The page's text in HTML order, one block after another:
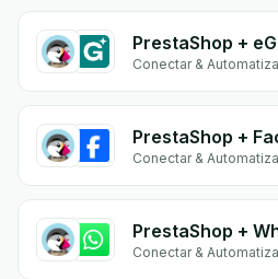
PrestaShop +
Conectar &
Conectar &
PrestaShop +
Conectar &